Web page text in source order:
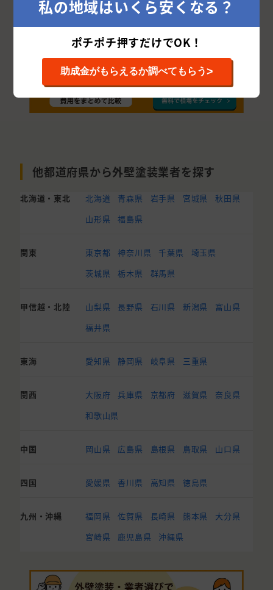
他都道府県から外壁塗装業者を探す
北海道・東北 北海道 青森県 岩手県 宮城県
秋田県
山形県
福島県
関東 東京都 神奈川県 千葉県
埼玉県
茨城県
栃木県 群馬県
甲信越・北陸 山梨県 長野県 石川県 新潟県
富山県
福井県
東海 愛知県 静岡県 岐阜県 三重県
関西 大阪府 兵庫県 京都府 滋賀県
奈良県
和歌山県
中国 岡山県 広島県 島根県 鳥取県 山口県
四国 愛媛県 香川県 高知県 徳島県
九州・沖縄 福岡県 佐賀県 長崎県 熊本県
大分県
宮崎県
鹿児島県 沖縄県
私の地域はいくら安くなる？
ポチポチ押すだけでOK！
助成金がもらえるか調べてもらう>